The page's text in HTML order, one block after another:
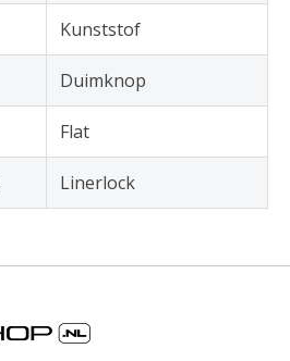
Kunststof
Duimknop
Flat
Linerlock